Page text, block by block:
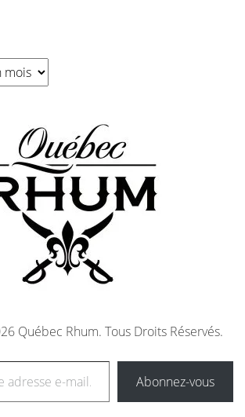
Québec Rhum. Tous Droits Réservés.
Abonnez-vous